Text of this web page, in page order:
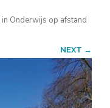
in Onderwijs op afstand
NEXT →